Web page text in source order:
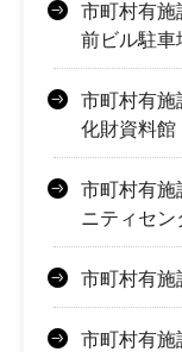
市町村有
前ビル駐車
市町村有
化財資料館
市町村有
ニティセン
市町村有
市町村有